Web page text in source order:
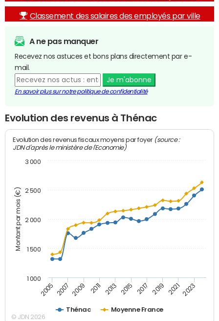
Classement des salaires des employés par ville
A ne pas manquer
Recevez nos astuces et bons plans directement par e-
mail.
Je m'abonne
En savoir plus sur notre politique de confidentialité
Evolution des revenus à Thénac
Montant par mois (€)
Evolution des revenus fiscaux moyens par foyer (source :
JDN d'après le ministère de l'Economie)
Thénac Moyenne France
2005 2007 2009 2011 2013 2015 2017 2019 2021 2023
1 000
1 500
2 000
2 500
3 000
© JDN 2026